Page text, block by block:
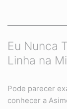
Eu Nunca
Linha na
Pode parecer
conhecer a